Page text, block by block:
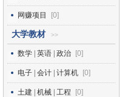
网赚项目 [0]
大学教材 >>
数学 | 英语 | 政治 [0]
电子 | 会计 | 计算机 [0]
土建 | 机械 | 工程 [0]